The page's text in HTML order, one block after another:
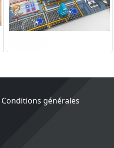
Conditions générales